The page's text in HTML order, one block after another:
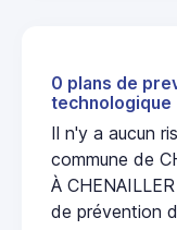
0 plans de
technologique
Il n'y a aucun
commune de
À
de prévention